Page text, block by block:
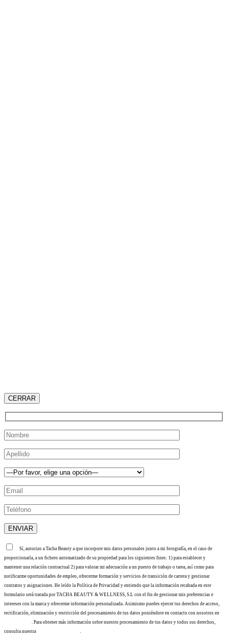
CERRAR
Sí, autorizo a Tacha Beauty a que incorpore mis datos personales junto a mi fotografía, en el caso de
proporcionarla, a un fichero automatizado de su propiedad para los siguientes fines: 1) para establecer y
mantener una relación contractual 2) para valorar mi adecuación a un puesto de trabajo o tarea, así como para
notificarme oportunidades de empleo, ofrecerme formación y servicios de transición de carrera y gestionar
contratos y asignaciones. He leído la Política de Privacidad y entiendo que la información recabada en este
formulario será tratada por TACHA BEAUTY & WELLNESS, S.L con el fin de gestionar mis preferencias e
intereses con la marca y ofrecerme información personalizada. Asimismo puedes ejercer tus derechos de acceso,
rectificación, eliminación y restricción del procesamiento de tus datos poniéndote en contacto con nosotros en
. Para obtener más información sobre nuestro procesamiento de tus datos y todos sus derechos,
consulta nuestra
.